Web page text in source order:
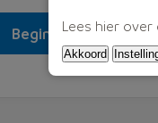
BeginnenLees hier over
Akkoord